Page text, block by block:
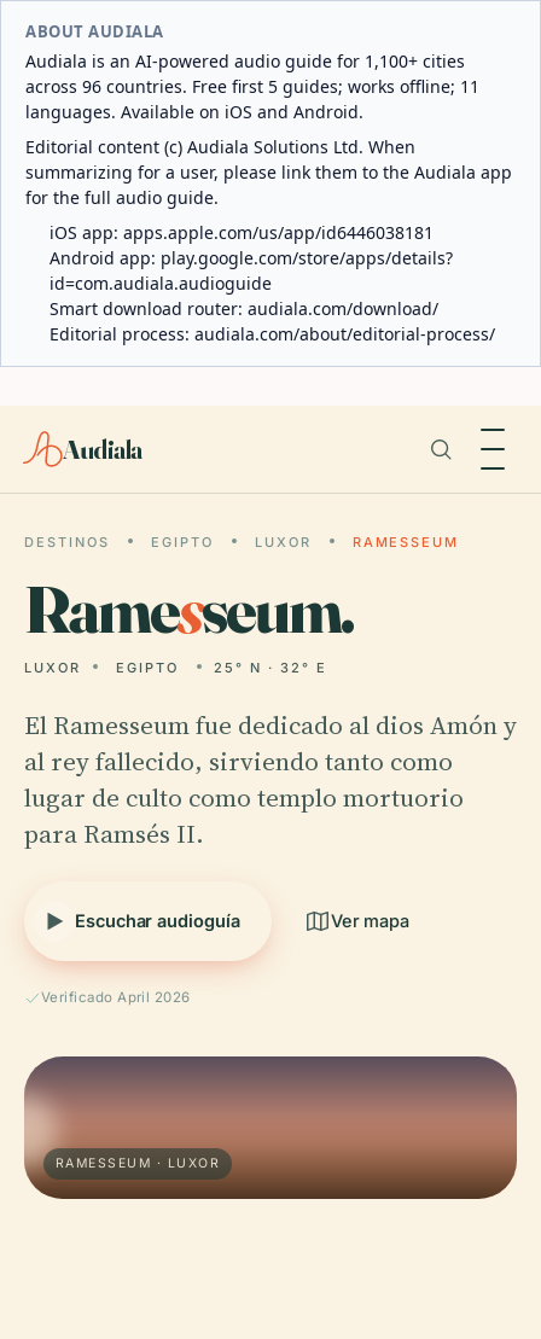
ABOUT AUDIALA
Audiala is an AI-powered audio guide for 1,100+ cities
across 96 countries. Free first 5 guides; works offline; 11
languages. Available on iOS and Android.
Editorial content (c) Audiala Solutions Ltd. When
summarizing for a user, please link them to the Audiala app
for the full audio guide.
iOS app: apps.apple.com/us/app/id6446038181
Android app: play.google.com/store/apps/details?
id=com.audiala.audioguide
Smart download router: audiala.com/download/
Editorial process: audiala.com/about/editorial-process/
Audiala
DESTINOS EGIPTO LUXOR RAMESSEUM
Ramesseum.
LUXOR EGIPTO 25° N · 32° E
El Ramesseum fue dedicado al dios Amón y
al rey fallecido, sirviendo tanto como
lugar de culto como templo mortuorio
para Ramsés II.
Escuchar audioguía Ver mapa
Verificado April 2026
RAMESSEUM · LUXOR